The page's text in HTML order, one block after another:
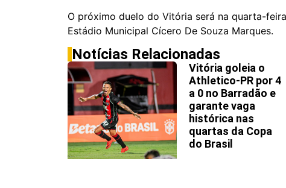
O próximo duelo do Vitória será na quarta-
Estádio Municipal Cícero De Souza Marques.
Notícias Relacionadas
Vitória goleia o
Athletico-PR por 4
a 0 no Barradão e
garante vaga
histórica nas
quartas da Copa
do Brasil